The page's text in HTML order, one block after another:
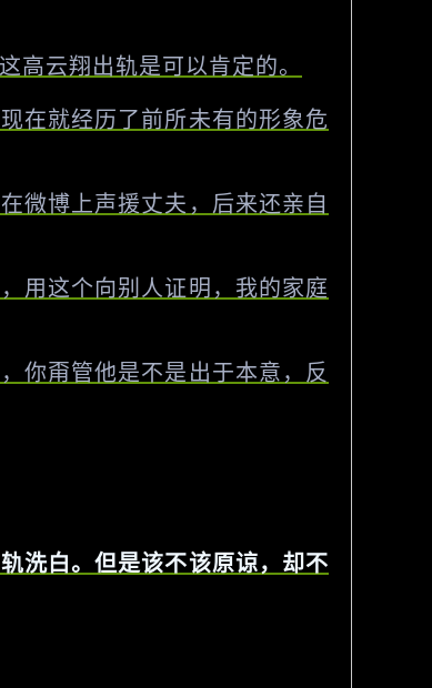
高云翔出轨是可以肯定的。
在就经历了前所未有的形象危
微博上声援丈夫，后来还亲自
用这个向别人证明，我的家庭
你甭管他是不是出于本意，反
洗白。但是该不该原谅，却不